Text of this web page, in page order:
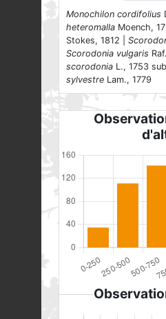
Monochilon cordifolius
heteromalla Moench,
Stokes, 1812 |
Scorodonia vulgaris
scorodonia L., 1753
sylvestre Lam., 1779